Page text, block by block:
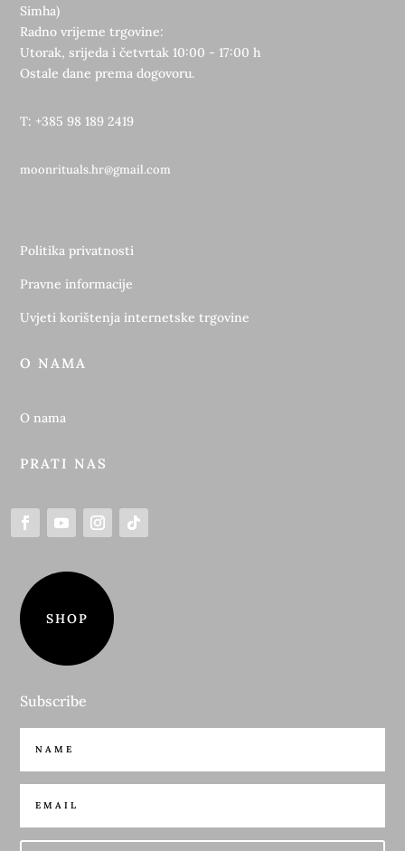
Simha)
Radno vrijeme trgovine:
Utorak, srijeda i četvrtak 10:00 - 17:00 h
Ostale dane prema dogovoru.
T: +385 98 189 2419
moonrituals.hr@gmail.com
Politika privatnosti
Pravne informacije
Uvjeti korištenja internetske trgovine
O NAMA
O nama
PRATI NAS
SHOP
Subscribe